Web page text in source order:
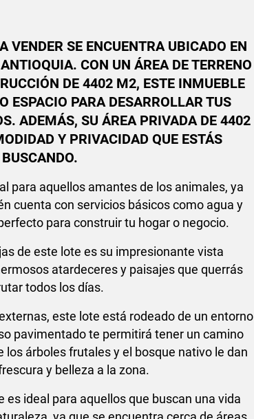
VENDER SE ENCUENTRA UBICADO EN
CON UN ÁREA DE TERRENO
DE 4402 M2, ESTE INMUEBLE
ESPACIO PARA DESARROLLAR TUS
ADEMÁS, SU ÁREA PRIVADA DE 4402
Y PRIVACIDAD QUE ESTÁS
BUSCANDO.
para aquellos amantes de los animales, ya
cuenta con servicios básicos como agua y
para construir tu hogar o negocio.
de este lote es su impresionante vista
atardeceres y paisajes que querrás
todos los días.
este lote está rodeado de un entorno
pavimentado te permitirá tener un camino
árboles frutales y el bosque nativo le dan
y belleza a la zona.
es ideal para aquellos que buscan una vida